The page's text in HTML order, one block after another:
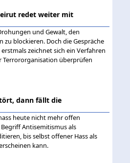
redet weiter mit
und Gewalt, den
zu blockieren. Doch die Gespräche
zeichnet sich ein Verfahren
Terrororganisation überprüfen
dann fällt die
heute nicht mehr offen
Antisemitismus als
bis selbst offener Hass als
kann.